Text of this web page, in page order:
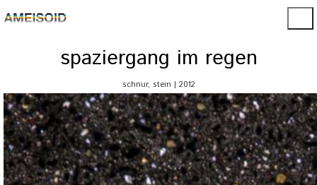
spaziergang im regen
schnur, stein | 2012